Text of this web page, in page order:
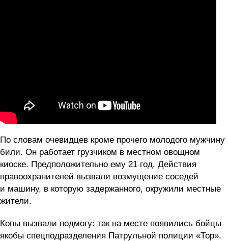
По словам очевидцев кроме прочего молодого мужчину
били. Он работает грузчиком в местном овощном
киоске. Предположительно ему 21 год. Действия
правоохранителей вызвали возмущение соседей
и машину, в которую задержанного, окружили местные
жители.
Копы вызвали подмогу: так на месте появились бойцы
якобы спецподразделения Патрульной полиции «Тор».